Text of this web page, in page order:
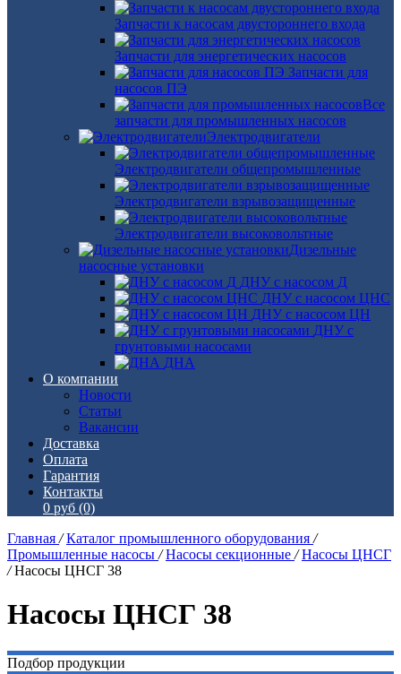
Запчасти к насосам двустороннего входа
Запчасти для энергетических насосов
Запчасти для
насосов ПЭ
Все
запчасти для промышленных насосов
Электродвигатели
Электродвигатели общепромышленные
Электродвигатели взрывозащищенные
Электродвигатели высоковольтные
Дизельные
насосные установки
ДНУ с насосом Д
ДНУ с насосом ЦНС
ДНУ с насосом ЦН
ДНУ с
грунтовыми насосами
ДНА
О компании
Новости
Статьи
Вакансии
Доставка
Оплата
Гарантия
Контакты
0 руб (0)
Главная / Каталог промышленного оборудования /
Промышленные насосы / Насосы секционные / Насосы ЦНСГ
/ Насосы ЦНСГ 38
Насосы ЦНСГ 38
Подбор продукции